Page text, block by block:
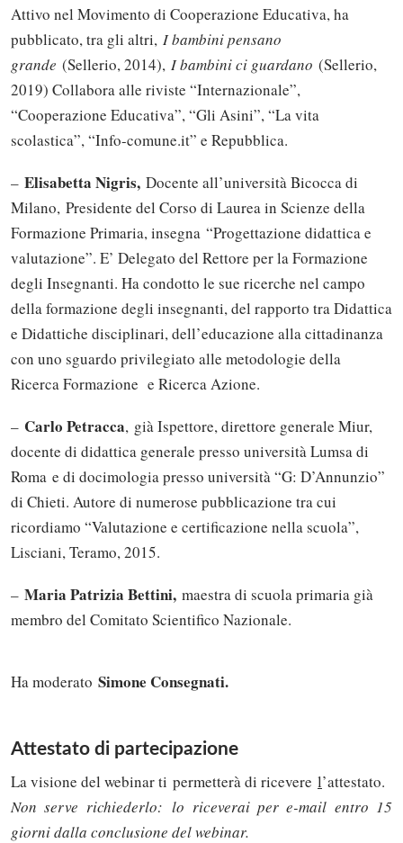
Attivo nel Movimento di Cooperazione Educativa, ha
pubblicato, tra gli altri, I bambini pensano
grande (Sellerio, 2014), I bambini ci guardano (Sellerio,
2019) Collabora alle riviste “Internazionale”,
“Cooperazione Educativa”, “Gli Asini”, “La vita
scolastica”, “Info-comune.it” e Repubblica.
– Elisabetta Nigris, Docente all’università Bicocca di
Milano, Presidente del Corso di Laurea in Scienze della
Formazione Primaria, insegna “Progettazione didattica e
valutazione”. E’ Delegato del Rettore per la Formazione
degli Insegnanti. Ha condotto le sue ricerche nel campo
della formazione degli insegnanti, del rapporto tra Didattica
e Didattiche disciplinari, dell’educazione alla cittadinanza
con uno sguardo privilegiato alle metodologie della
Ricerca Formazione e Ricerca Azione.
– Carlo Petracca, già Ispettore, direttore generale Miur,
docente di didattica generale presso università Lumsa di
Roma e di docimologia presso università “G: D’Annunzio”
di Chieti. Autore di numerose pubblicazione tra cui
ricordiamo “Valutazione e certificazione nella scuola”,
Lisciani, Teramo, 2015.
– Maria Patrizia Bettini, maestra di scuola primaria già
membro del Comitato Scientifico Nazionale.
Ha moderato Simone Consegnati.
Attestato di partecipazione
La visione del webinar ti permetterà di ricevere l’attestato.
Non serve richiederlo:lo riceverai per e-mail entro 15
giorni dalla conclusione del webinar.